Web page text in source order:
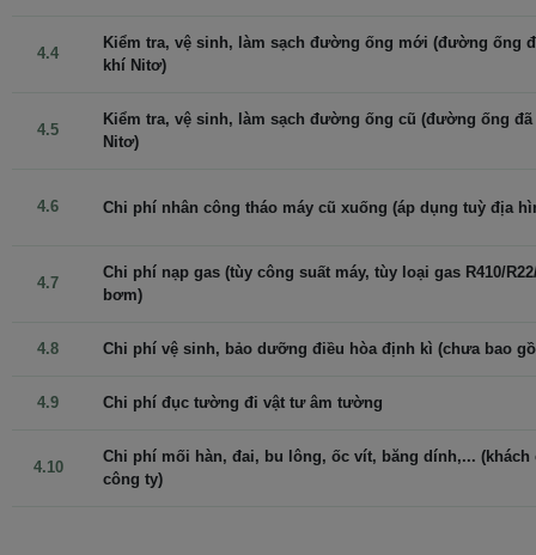
đạt được nhiệt độ cài đặt.
hiệu quả 99,9%
Máy điều hòa Panasonic 9000 2 chiều YZ9AKH-8 được tích hợp
4.4
Kiểm tra, vệ sinh, làm sạch đường ống mới (đường ống
khí Nitơ)
4.5
Kiểm tra, vệ sinh, làm sạch đường ống cũ (đường ống
Nitơ)
4.6 Chi phí nhân công tháo máy cũ xuống (áp dụng tuỳ địa
4.7
Chi phí nạp gas (tùy công suất máy, tùy loại gas R410/
bơm)
4.8 Chi phí vệ sinh, bảo dưỡng điều hòa định kì (chưa bao
4.9 Chi phí đục tường đi vật tư âm tường
4.10
Chi phí mối hàn, đai, bu lông, ốc vít, băng dính,...
công ty)